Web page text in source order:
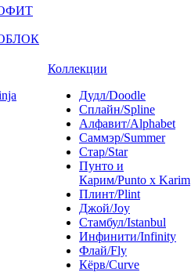
Коллекции
Дудл/Doodle
Сплайн/Spline
Алфавит/Alphabet
Саммэр/Summer
Стар/Star
Пунто и
Карим/Punto x Karim
Плинт/Plint
Джой/Joy
Стамбул/Istanbul
Инфинити/Infinity
Флай/Fly
Кёрв/Curve